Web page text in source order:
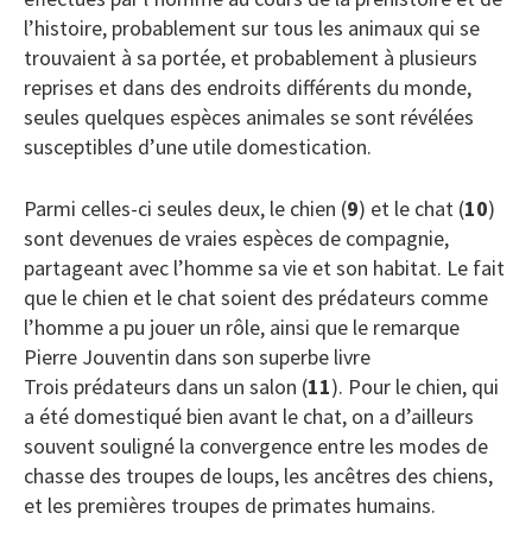
l’histoire, probablement sur tous les animaux qui se
trouvaient à sa portée, et probablement à plusieurs
reprises et dans des endroits différents du monde,
seules quelques espèces animales se sont révélées
susceptibles d’une utile domestication.
Parmi celles-ci seules deux, le chien (9) et le chat (10)
sont devenues de vraies espèces de compagnie,
partageant avec l’homme sa vie et son habitat. Le fait
que le chien et le chat soient des prédateurs comme
l’homme a pu jouer un rôle, ainsi que le remarque
Pierre Jouventin dans son superbe livre
Trois prédateurs dans un salon (11). Pour le chien, qui
a été domestiqué bien avant le chat, on a d’ailleurs
souvent souligné la convergence entre les modes de
chasse des troupes de loups, les ancêtres des chiens,
et les premières troupes de primates humains.